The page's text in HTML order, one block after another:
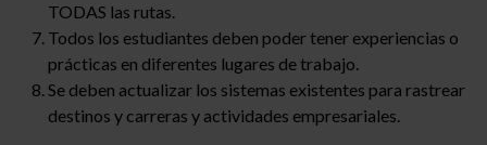
TODAS las rutas.
Todos los estudiantes deben poder tener experiencias o
prácticas en diferentes lugares de trabajo.
Se deben actualizar los sistemas existentes para rastrear
destinos y carreras y actividades empresariales.